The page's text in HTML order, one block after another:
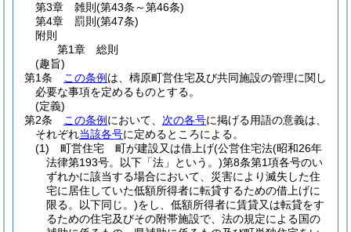
第3章
雑則 (第43条～第46条)
第4章
罰則 (第47条)
附則
第1章
総則
(趣旨)
第1条
この条例 は、檮原町営住宅及び共同施設の管理に関し
必要な事項を定めるものとする。
(定義)
第2条
この条例 において、 次の各号に掲げる用語の意義は、
それぞれ当該各号に定めるところによる。
(1)
町営住宅 町が建設又は借上げ(公営住宅法(昭和26年
法律第193号。以下「法」という。)第8条第1項各号のい
ずれかに該当する場合において、災害により滅失した住
宅に居住していた低額所得者に転貸するための借上げに
限る。以下同じ。)をし、低額所得者に賃貸又は転貸をす
るための住宅及びその附帯施設で、法の規定による国の